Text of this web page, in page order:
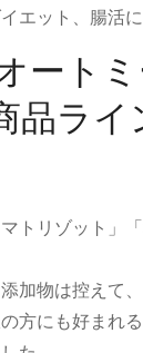
エット、腸活に
ート
品ライ
トリゾット」
加物は控えて
方にも好まれる